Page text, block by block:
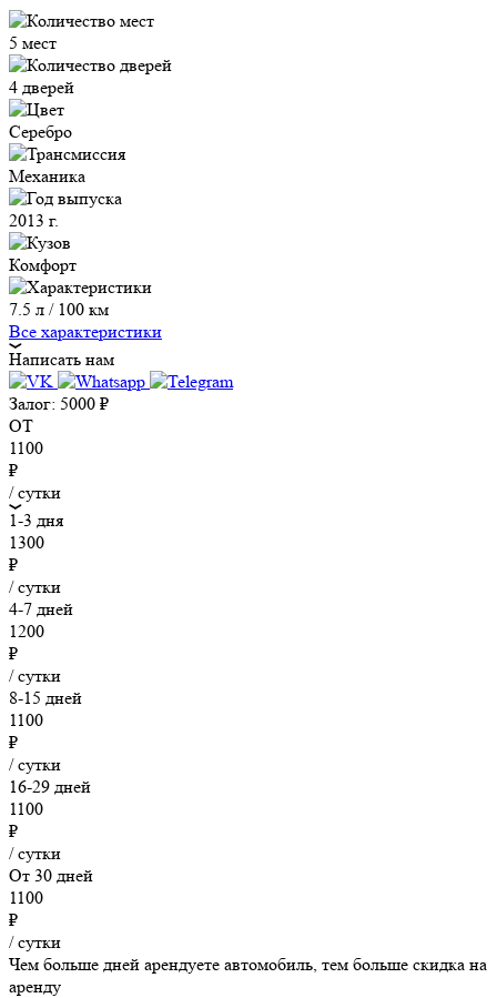
5 мест
4 дверей
Серебро
Механика
2013 г.
Комфорт
7.5 л / 100 км
Все характеристики
Написать нам
Залог: 5000 ₽
ОТ
1100
₽
/ сутки
1-3 дня
1300
₽
/ сутки
4-7 дней
1200
₽
/ сутки
8-15 дней
1100
₽
/ сутки
16-29 дней
1100
₽
/ сутки
От 30 дней
1100
₽
/ сутки
Чем больше дней арендуете автомобиль, тем больше скидка на
аренду